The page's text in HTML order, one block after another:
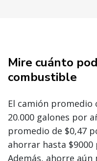
Mire cuánto
combustible
El camión promedio
20.000 galones por
promedio de $0,47
ahorrar hasta
Además, ahorre aún